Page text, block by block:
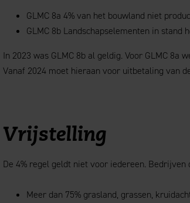
GLMC 8a 4% van het bouwland niet
GLMC 8b Landschapselementen in stand
In 2023 was GLMC 8b al geldig. Voor GLMC
Vanaf 2024 moet hieraan voor uitbetaling van
Vrijstelling
De 4% regel geldt niet voor iedereen.
Meer dan 75% grasland, grassen,